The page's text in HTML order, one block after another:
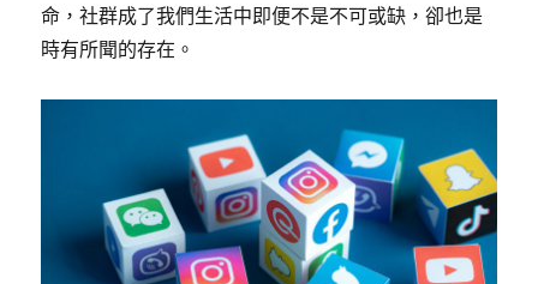
命，社群成了我們生活中即便不是不可或缺，卻也是
時有所聞的存在。